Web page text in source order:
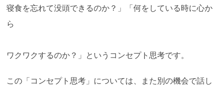
寝食を忘れて没頭できるのか？」「何をしている時に心か
ら
ワクワクするのか？」というコンセプト思考です。
この「コンセプト思考」については、また別の機会で話し